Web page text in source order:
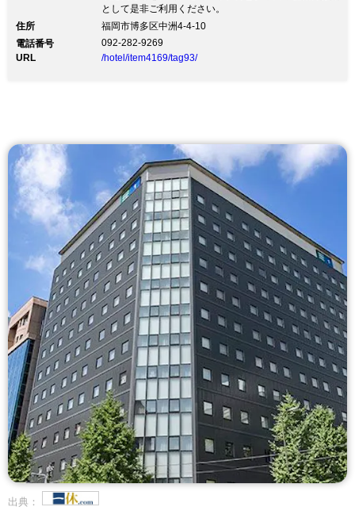
として是非ご利用ください。
住所
福岡市博多区中洲4-4-10
電話番号
092-282-9269
URL
/hotel/item4169/tag93/
出典：